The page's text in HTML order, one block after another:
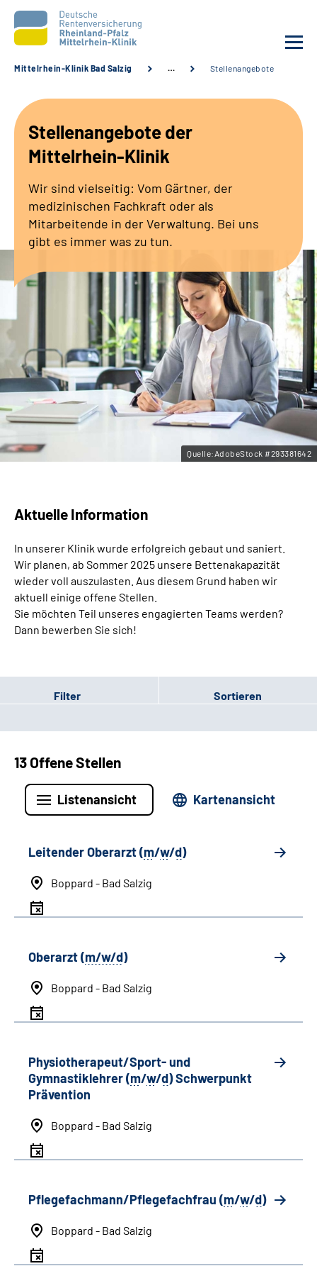
Unsere Angebote
Karriere
Zuweisende &
Leichte Sprache
Gebärdensprache
Mittelrhein-Klinik Bad Salzig … Stellenangebote
Stellenangebote der
Mittelrhein-Klinik
Wir sind vielseitig: Vom Gärtner, der
medizinischen Fachkraft oder als
Mitarbeitende in der Verwaltung. Bei uns
gibt es immer was zu tun.
Quelle:AdobeStock #293381642
Aktuelle Information
In unserer Klinik wurde erfolgreich gebaut und saniert.
Wir planen, ab Sommer 2025 unsere Bettenakapazität
wieder voll auszulasten. Aus diesem Grund haben wir
aktuell einige offene Stellen.
Sie möchten Teil unseres engagierten Teams werden?
Dann bewerben Sie sich!
Filter Sortieren
13 Offene Stellen
Listenansicht Kartenansicht
Leitender Oberarzt (m/w/d)
Boppard - Bad Salzig
Oberarzt (m/w/d)
Boppard - Bad Salzig
Physiotherapeut/Sport- und
Gymnastiklehrer (m/w/d) Schwerpunkt
Prävention
Boppard - Bad Salzig
Pflegefachmann/Pflegefachfrau (m/w/d)
Boppard - Bad Salzig